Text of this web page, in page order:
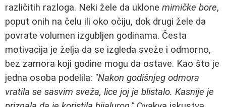
različitih razloga. Neki žele da uklone mimičke bore,
poput onih na čelu ili oko očiju, dok drugi žele da
povrate volumen izgubljen godinama. Česta
motivacija je želja da se izgleda sveže i odmorno,
bez zamora koji godine mogu da ostave. Kao što je
jedna osoba podelila: "Nakon godišnjeg odmora
vratila se sasvim sveža, lice joj je blistalo. Kasnije je